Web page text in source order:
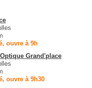
ouvre à 9h
Grand'place
ouvre à 9h30